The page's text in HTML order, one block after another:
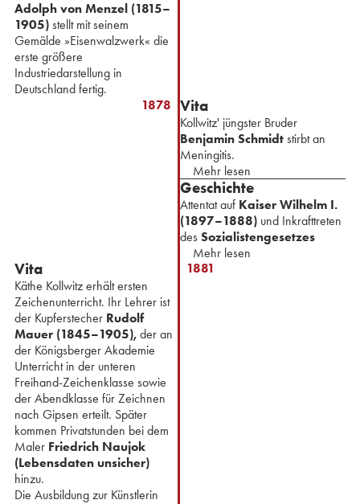
Adolph von Menzel (1815–
1905)stellt mit seinem
Gemälde »Eisenwalzwerk« die
erste größere
Industriedarstellung in
Deutschland fertig.
Vita
Kollwitz' jüngster Bruder
Benjamin Schmidt stirbt an
Meningitis.
Mehr lesen
Geschichte
Attentat auf Kaiser Wilhelm I.
(1897–1888) und Inkrafttreten
des Sozialistengesetzes
Mehr lesen
1878
Vita
Käthe Kollwitz erhält ersten
Zeichenunterricht. Ihr Lehrer ist
der Kupferstecher Rudolf
Mauer (1845–1905),der an
der Königsberger Akademie
Unterricht in der unteren
Freihand-Zeichenklasse sowie
der Abendklasse für Zeichnen
nach Gipsen erteilt. ⁢Später
kommen Privatstunden bei dem
Maler Friedrich Naujok
(Lebensdaten unsicher)
hinzu.
⁢Die Ausbildung zur Künstlerin
1881